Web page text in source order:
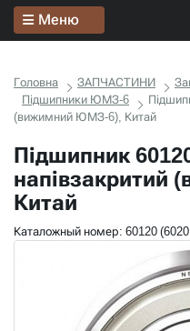
Меню
Головна ЗАПЧАСТИНИ
Підшипники ЮМЗ-6
(вижимний ЮМЗ-6), Китай
Підшипник
Китай
Каталожный номер: 60120